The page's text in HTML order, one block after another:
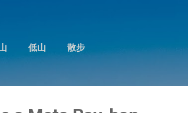
低山 散步